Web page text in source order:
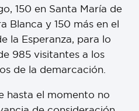
150 en Santa María de
Blanca y 150 más en el
la Esperanza, para lo
985 visitantes a los
de la demarcación.
hasta el momento no